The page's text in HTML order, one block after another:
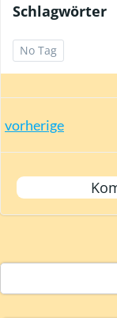
Schlagwörter
No Tag
Post
vorherige
for: